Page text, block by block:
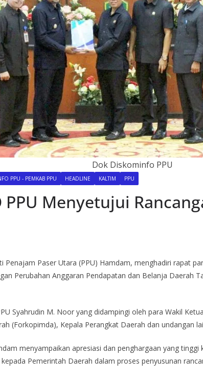
Dok Diskominfo PPU
PPU - PEMKAB PPU HEADLINE KALTIM PPU
PPU Menyetujui
Penajam Paser Utara (PPU) Hamdam, menghadiri rapat
Perubahan Anggaran Pendapatan dan Belanja Daerah
Syahrudin M. Noor yang didampingi oleh para Wakil
(Forkopimda), Kepala Perangkat Daerah dan undangan
menyampaikan apresiasi dan penghargaan yang
Pemerintah Daerah dalam proses penyusunan